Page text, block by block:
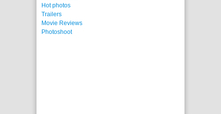
Hot photos
Trailers
Movie Reviews
Photoshoot